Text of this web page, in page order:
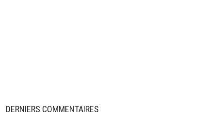
DERNIERS COMMENTAIRES